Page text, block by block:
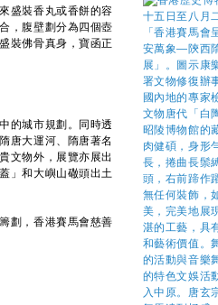
盛裝香丸或香餅的容
，腹壁劃分為四個壺
裝佛骨真身，寶函正
的城市規劃。同時透
唐大運河、隋唐著名
文物外，展覽亦展出
」和大嶼山䃟頭出土
劃，香港賽馬會慈善